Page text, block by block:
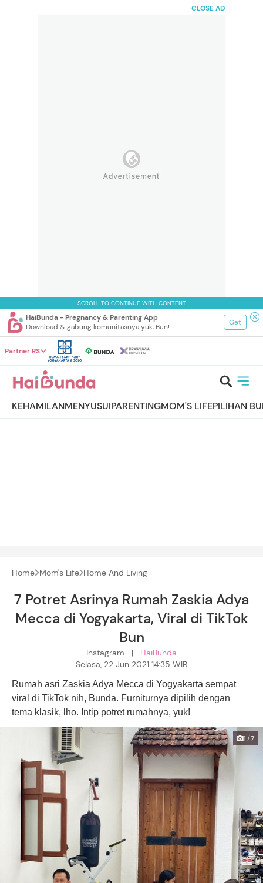
CLOSE AD
SCROLL TO CONTINUE WITH CONTENT
HaiBunda - Pregnancy & Parenting App
Download & gabung komunitasnya yuk, Bun!
Get
Partner RS
KEHAMILANMENYUSUIPARENTINGMOM'S LIFEPILIHAN
Home Mom's Life Home And Living
7 Potret Asrinya Rumah Zaskia Adya
Mecca di Yogyakarta, Viral di TikTok
Bun
Instagram | HaiBunda
Selasa, 22 Jun 2021 14:35 WIB
Rumah asri Zaskia Adya Mecca di Yogyakarta sempat
viral di TikTok nih, Bunda. Furniturnya dipilih dengan
tema klasik, lho. Intip potret rumahnya, yuk!
1/7